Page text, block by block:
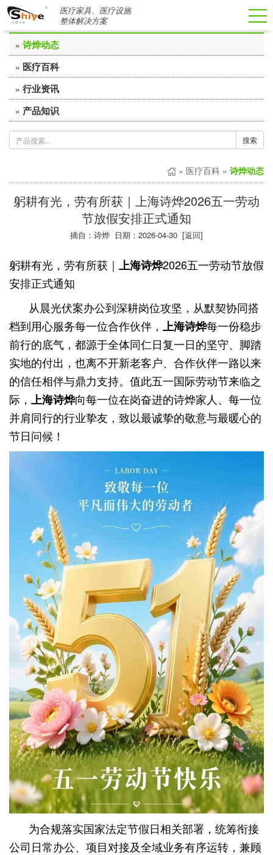
医疗家具、医疗设施
整体解决方案
医疗百科
» 诗烨动态
» 医疗百科
» 行业资讯
» 产品知识
搜索
» 医疗百科 » 诗烨动态
躬耕有光，劳有所获｜上海诗烨2026五一劳动
节放假安排正式通知
摘自：诗烨 日期：2026-04-30 [返回]
躬耕有光，劳有所获｜ 上海诗烨2026五一劳动节放假
安排正式通知
从晨光伏案办公到深耕岗位攻坚，从默契协同搭
档到用心服务每一位合作伙伴， 上海诗烨每一份稳步
前行的底气，都源于全体同仁日复一日的坚守、脚踏
实地的付出，也离不开新老客户、合作伙伴一路以来
的信任相伴与鼎力支持。值此五一国际劳动节来临之
际， 上海诗烨向每一位在岗奋进的诗烨家人、每一位
并肩同行的行业挚友，致以最诚挚的敬意与最暖心的
节日问候！
为合规落实国家法定节假日相关部署，统筹衔接
公司日常办公、项目对接及全域业务有序运转，兼顾